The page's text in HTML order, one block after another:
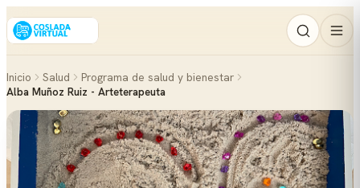
Inicio Salud
Programa de salud y bienestar
Alba Muñoz Ruiz - Arteterapeuta